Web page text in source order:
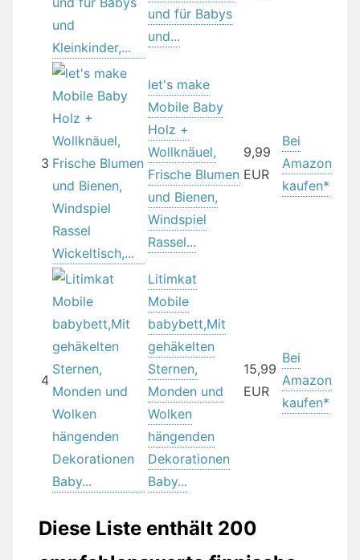
und für Babys
und...
3
let's make
Mobile Baby
Holz +
Wollknäuel,
Frische Blumen
und Bienen,
Windspiel
Rassel...
9,99
EUR
Bei
Amazon
kaufen*
4
Litimkat
Mobile
babybett,Mit
gehäkelten
Sternen,
Monden und
Wolken
hängenden
Dekorationen
Baby...
15,99
EUR
Bei
Amazon
kaufen*
Diese Liste enthält 200